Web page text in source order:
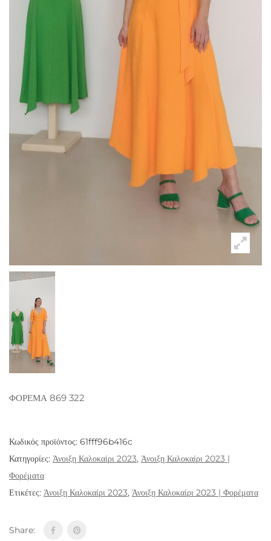
ΦΟΡΕΜΑ 869 322
Κωδικός προϊόντος: 61fff96b416c
Κατηγορίες: Άνοιξη Καλοκαίρι 2023, Άνοιξη Καλοκαίρι 2023 |
Φορέματα
Ετικέτες: Άνοιξη Καλοκαίρι 2023, Άνοιξη Καλοκαίρι 2023 | Φορέματα
Share: